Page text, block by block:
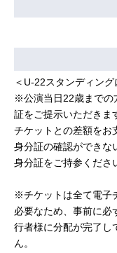
＜U-22スタンディング
※公演当日22歳までの
証をご提示いただきま
チケットとの差額をお
身分証の確認ができな
身分証をご持参くださ
※チケットは全て電子
必要なため、事前に必
行者様に分配が完了し
ん。